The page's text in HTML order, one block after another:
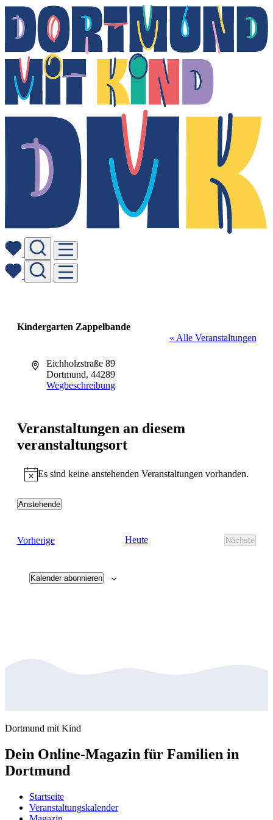
Kindergarten Zappelbande
« Alle Veranstaltungen
AdresseEichholzstraße 89
Dortmund, 44289
Wegbeschreibung
Veranstaltungen an diesem
veranstaltungsort
Hinweis
Es sind keine anstehenden Veranstaltungen vorhanden.
Anstehende
VorherigeVeranstaltungen Heute
Nächste
Kalender abonnieren
Dortmund mit Kind
Dein Online-Magazin für Familien in
Dortmund
Startseite
Veranstaltungskalender